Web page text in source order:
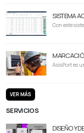
SISTEMA
Con este
AsisPort es
VER MÁS
SERVICIOS
DISEÑO Y